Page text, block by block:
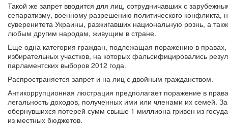
Такой же запрет вводится для лиц, сотрудничавших с
сепаратизму, военному разрешению политического конфликта,
суверенитета Украины, разжигавших национальную рознь, а
любым другим народам, живущим в стране.
Еще одна категория граждан, подлежащая поражению в
избирательных участков, на которых фальсифицировались
парламентских выборов 2012 года.
Распространяется запрет и на лиц с двойным гражданством.
Антикоррупционная люстрация предполагает поражение в
легальность доходов, полученных ими или членами их семей.
обернувшихся потерей сумм свыше 1 миллиона гривен из
из местных бюджетов.